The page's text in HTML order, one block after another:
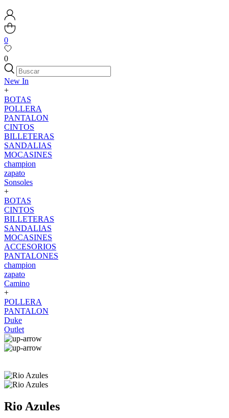
0
0
New In
+
BOTAS
POLLERA
PANTALON
CINTOS
BILLETERAS
SANDALIAS
MOCASINES
champion
zapato
Sonsoles
+
BOTAS
CINTOS
BILLETERAS
SANDALIAS
MOCASINES
ACCESORIOS
PANTALONES
champion
zapato
Camino
+
POLLERA
PANTALON
Duke
Outlet
Rio Azules